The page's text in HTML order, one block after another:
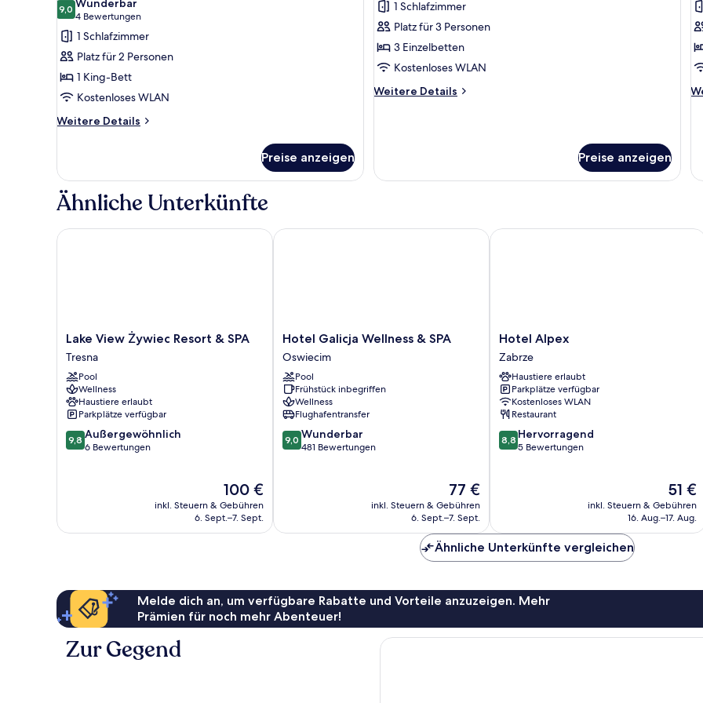
für
Deluxe-
Apartment
anzeigen
9,09,0 von 10
Wunderbar
4 Bewertungen
(4
Bewertungen)
1 Schlafzimmer
Platz für 2 Personen
1 King-Bett
Kostenloses WLAN
Weitere Details
Weitere
Apartment
Preise anzeigen
für
Comfort-
Zimmer
(N)
anzeigen
1 Schlafzimmer
Platz für 3 Personen
3 Einzelbetten
Kostenloses WLAN
Weitere Details
Weitere
Preise anzeigen
Ähnliche Unterkünfte
Lake
View
Żywiec
Resort
&
SPA
Tresna
Lake View Żywiec Resort & SPA
Tresna
Pool
Wellness
Haustiere erlaubt
Parkplätze verfügbar
9.8
von
9,8 Außergewöhnlich
6 Bewertungen
Der
Preis
beträgt
100 €
inkl. Steuern & Gebühren
6. Sept.–7. Sept.
Lake View Żywiec Resort & SPA
Hotel
Galicja
Wellness
&
SPA
Oswiecim
Hotel Galicja Wellness & SPA
Oswiecim
Pool
Frühstück inbegriffen
Wellness
Flughafentransfer
9.0
von
9,0 Wunderbar
481 Bewertungen
Der
Preis
beträgt
77 €
inkl. Steuern & Gebühren
6. Sept.–7. Sept.
Hotel Galicja Wellness & SPA
Hotel
Alpex
Zabrze
Hotel Alpex
Zabrze
Haustiere erlaubt
Parkplätze verfügbar
Kostenloses WLAN
Restaurant
8.8
von
8,8 Hervorragend
5 Bewertungen
Der
Preis
beträgt
51 €
inkl. Steuern & Gebühren
16. Aug.–17. Aug.
Hotel Alpex
Ähnliche Unterkünfte vergleichen
Melde dich an, um verfügbare Rabatte und Vorteile anzuzeigen. Mehr
Prämien für noch mehr Abenteuer!
Zur Gegend